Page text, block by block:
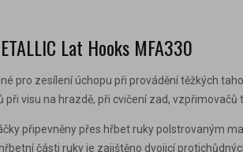
Lat Hooks MFA330
pro zesílení úchopu při provádění těžkých
při visu na hrazdě, při cvičení zad,
připevněny přes hřbet ruky polstrovaným
části ruky je zajištěno dvojicí